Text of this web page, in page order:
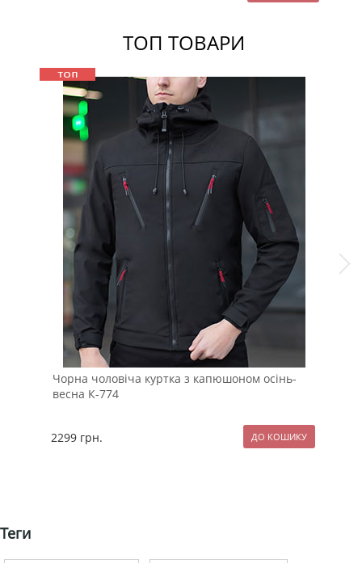
ТОП ТОВАРИ
Чорна чоловіча куртка з капюшоном осінь-
весна К-774
2299 грн.
Теги